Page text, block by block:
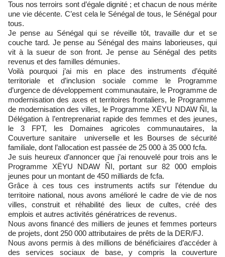
Tous nos terroirs sont d’égale dignité ; et chacun de nous mérite
une vie décente. C’est cela le Sénégal de tous, le Sénégal pour
tous.
Je pense au Sénégal qui se réveille tôt, travaille dur et se
couche tard. Je pense au Sénégal des mains laborieuses, qui
vit à la sueur de son front. Je pense au Sénégal des petits
revenus et des familles démunies.
Voilà pourquoi j’ai mis en place des instruments d’équité
territoriale et d’inclusion sociale comme le Programme
d’urgence de développement communautaire, le Programme de
modernisation des axes et territoires frontaliers, le Programme
de modernisation des villes, le Programme XËYU NDAW ÑI, la
Délégation à l’entreprenariat rapide des femmes et des jeunes,
le 3 FPT, les Domaines agricoles communautaires, la
Couverture sanitaire universelle et les Bourses de sécurité
familiale, dont l’allocation est passée de 25 000 à 35 000 fcfa.
Je suis heureux d’annoncer que j’ai renouvelé pour trois ans le
Programme XËYU NDAW ÑI, portant sur 82 000 emplois
jeunes pour un montant de 450 milliards de fcfa.
Grâce à ces tous ces instruments actifs sur l’étendue du
territoire national, nous avons amélioré le cadre de vie de nos
villes, construit et réhabilité des lieux de cultes, créé des
emplois et autres activités génératrices de revenus.
Nous avons financé des milliers de jeunes et femmes porteurs
de projets, dont 250 000 attributaires de prêts de la DER/FJ.
Nous avons permis à des millions de bénéficiaires d’accéder à
des services sociaux de base, y compris la couverture